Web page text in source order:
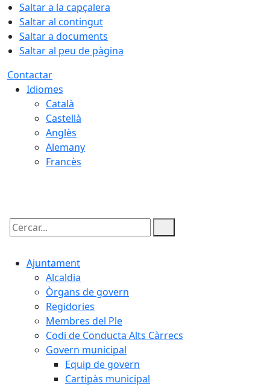
Saltar a la capçalera
Saltar al contingut
Saltar a documents
Saltar al peu de pàgina
Contactar
Idiomes
Català
Castellà
Anglès
Alemany
Francès
Cercar:
Ajuntament
Alcaldia
Òrgans de govern
Regidories
Membres del Ple
Codi de Conducta Alts Càrrecs
Govern municipal
Equip de govern
Cartipàs municipal